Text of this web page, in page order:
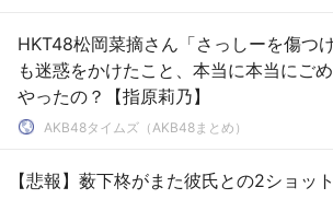
HKT48松岡菜摘さん「さっしーを傷つ
も迷惑をかけたこと、本当に本当にご
やったの？【指原莉乃】
AKB48タイムズ（AKB48まとめ）
【悲報】薮下柊がまた彼氏との2ショッ